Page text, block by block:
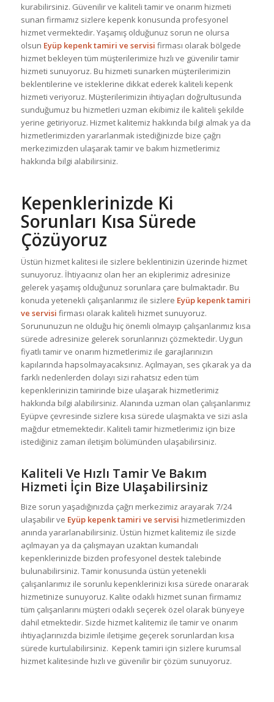
kurabilirsiniz. Güvenilir ve kaliteli tamir ve onarım hizmeti
sunan firmamız sizlere kepenk konusunda profesyonel
hizmet vermektedir. Yaşamış olduğunuz sorun ne olursa
olsun Eyüp kepenk tamiri ve servisi firması olarak bölgede
hizmet bekleyen tüm müşterilerimize hızlı ve güvenilir tamir
hizmeti sunuyoruz. Bu hizmeti sunarken müşterilerimizin
beklentilerine ve isteklerine dikkat ederek kaliteli kepenk
hizmeti veriyoruz. Müşterilerimizin ihtiyaçları doğrultusunda
sunduğumuz bu hizmetleri uzman ekibimiz ile kaliteli şekilde
yerine getiriyoruz. Hizmet kalitemiz hakkında bilgi almak ya da
hizmetlerimizden yararlanmak istediğinizde bize çağrı
merkezimizden ulaşarak tamir ve bakım hizmetlerimiz
hakkında bilgi alabilirsiniz.
Kepenklerinizde Ki
Sorunları Kısa Sürede
Çözüyoruz
Üstün hizmet kalitesi ile sizlere beklentinizin üzerinde hizmet
sunuyoruz. İhtiyacınız olan her an ekiplerimiz adresinize
gelerek yaşamış olduğunuz sorunlara çare bulmaktadır. Bu
konuda yetenekli çalışanlarımız ile sizlere Eyüp kepenk tamiri
ve servisi firması olarak kaliteli hizmet sunuyoruz.
Sorununuzun ne olduğu hiç önemli olmayıp çalışanlarımız kısa
sürede adresinize gelerek sorunlarınızı çözmektedir. Uygun
fiyatlı tamir ve onarım hizmetlerimiz ile garajlarınızın
kapılarında hapsolmayacaksınız. Açılmayan, ses çıkarak ya da
farklı nedenlerden dolayı sizi rahatsız eden tüm
kepenklerinizin tamirinde bize ulaşarak hizmetlerimiz
hakkında bilgi alabilirsiniz. Alanında uzman olan çalışanlarımız
Eyüpve çevresinde sizlere kısa sürede ulaşmakta ve sizi asla
mağdur etmemektedir. Kaliteli tamir hizmetlerimiz için bize
istediğiniz zaman iletişim bölümünden ulaşabilirsiniz.
Kaliteli Ve Hızlı Tamir Ve Bakım
Hizmeti İçin Bize Ulaşabilirsiniz
Bize sorun yaşadığınızda çağrı merkezimiz arayarak 7/24
ulaşabilir ve Eyüp kepenk tamiri ve servisi hizmetlerimizden
anında yararlanabilirsiniz. Üstün hizmet kalitemiz ile sizde
açılmayan ya da çalışmayan uzaktan kumandalı
kepenklerinizde bizden profesyonel destek talebinde
bulunabilirsiniz. Tamir konusunda üstün yetenekli
çalışanlarımız ile sorunlu kepenklerinizi kısa sürede onararak
hizmetinize sunuyoruz. Kalite odaklı hizmet sunan firmamız
tüm çalışanlarını müşteri odaklı seçerek özel olarak bünyeye
dahil etmektedir. Sizde hizmet kalitemiz ile tamir ve onarım
ihtiyaçlarınızda bizimle iletişime geçerek sorunlardan kısa
sürede kurtulabilirsiniz. Kepenk tamiri için sizlere kurumsal
hizmet kalitesinde hızlı ve güvenilir bir çözüm sunuyoruz.